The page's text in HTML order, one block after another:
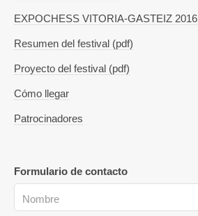
EXPOCHESS VITORIA-GASTEIZ 2016
Resumen del festival (pdf)
Proyecto del festival (pdf)
Cómo llegar
Patrocinadores
Formulario de contacto